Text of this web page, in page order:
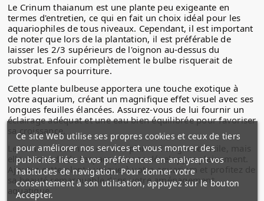
Le Crinum thaianum est une plante peu exigeante en
termes d'entretien, ce qui en fait un choix idéal pour les
aquariophiles de tous niveaux. Cependant, il est important
de noter que lors de la plantation, il est préférable de
laisser les 2/3 supérieurs de l'oignon au-dessus du
substrat. Enfouir complètement le bulbe risquerait de
provoquer sa pourriture.
Cette plante bulbeuse apportera une touche exotique à
votre aquarium, créant un magnifique effet visuel avec ses
longues feuilles élancées. Assurez-vous de lui fournir un
éclairage adéquat et une eau bien équilibrée pour favoriser
sa croissance.
Le Crinum thaianum est une plante d'exigence facile, mais
elle demande de l'espace pour se développer pleinement.
Ajoutez cette plante unique à votre aquarium et profitez de
sa beauté remarquable dans votre aménagement
aquatique.
Ce site Web utilise ses propres cookies et ceux de tiers
pour améliorer nos services et vous montrer des
publicités liées à vos préférences en analysant vos
habitudes de navigation. Pour donner votre
consentement à son utilisation, appuyez sur le bouton
Accepter.